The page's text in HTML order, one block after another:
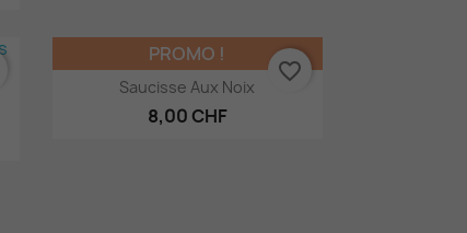
Aperçu rapide
Saucisse Aux Noix
8,00 CHF
PROMO !
favorite_border